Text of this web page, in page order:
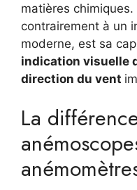
matières
contrairement à un
moderne, est sa
indication visuelle
direction du vent
La